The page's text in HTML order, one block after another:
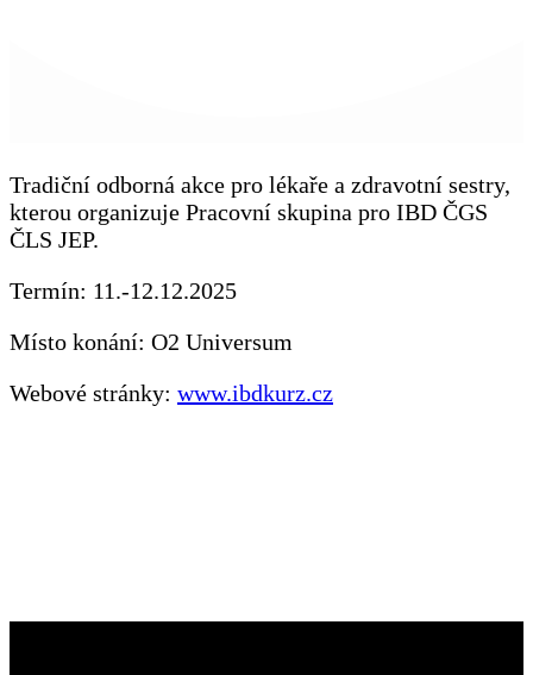
Tradiční odborná akce pro lékaře a zdravotní sestry,
kterou organizuje Pracovní skupina pro IBD ČGS
ČLS JEP.
Termín: 11.-12.12.2025
Místo konání: O2 Universum
Webové stránky: www.ibdkurz.cz